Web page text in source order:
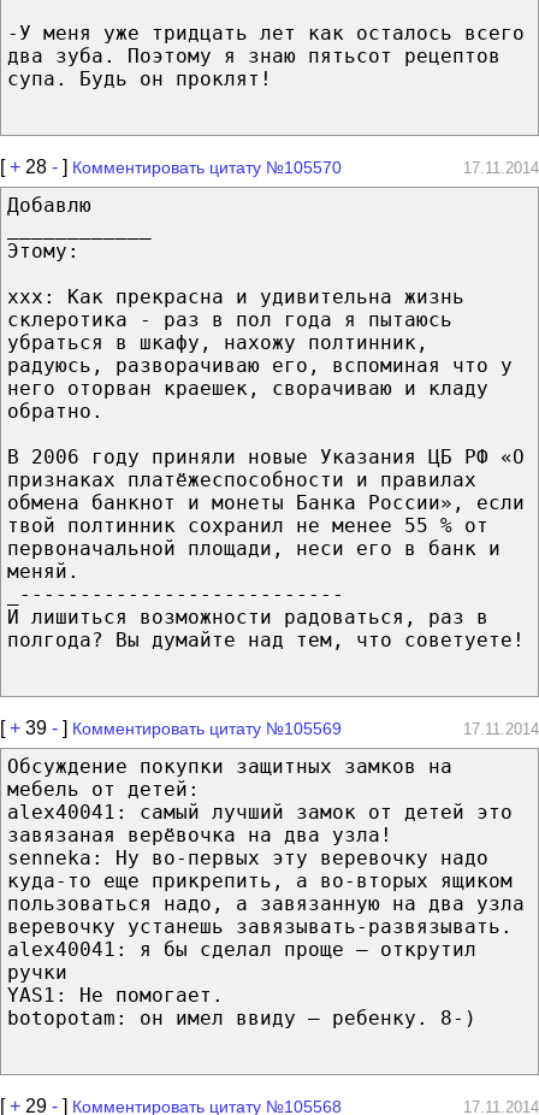
-У меня уже тридцать лет как осталось всего
два зуба. Поэтому я знаю пятьсот рецептов
супа. Будь он проклят!
[+ 28 - ] Комментировать цитату №105570 17.11.2014
Добавлю
Этому:
xxx: Как прекрасна и удивительна жизнь
склеротика - раз в пол года я пытаюсь
убраться в шкафу, нахожу полтинник,
радуюсь, разворачиваю его, вспоминая что у
него оторван краешек, сворачиваю и кладу
обратно.
В 2006 году приняли новые Указания ЦБ РФ «О
признаках платёжеспособности и правилах
обмена банкнот и монеты Банка России», если
твой полтинник сохранил не менее 55 % от
первоначальной площади, неси его в банк и
меняй.
_---------------------------
И лишиться возможности радоваться, раз в
полгода? Вы думайте над тем, что советуете!
[+ 39 - ] Комментировать цитату №105569 17.11.2014
Обсуждение покупки защитных замков на
мебель от детей:
alex40041: самый лучший замок от детей это
завязаная верёвочка на два узла!
senneka: Ну во-первых эту веревочку надо
куда-то еще прикрепить, а во-вторых ящиком
пользоваться надо, а завязанную на два узла
веревочку устанешь завязывать-развязывать.
alex40041: я бы сделал проще — открутил
ручки
YAS1: Не помогает.
botopotam: он имел ввиду — ребенку. 8-)
[+ 29 - ] Комментировать цитату №105568 17.11.2014